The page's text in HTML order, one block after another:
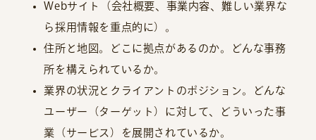
Webサイト（会社概要、事業内容、難しい業界な
ら採用情報を重点的に）。
住所と地図。どこに拠点があるのか。どんな事務
所を構えられているか。
業界の状況とクライアントのポジション。どんな
ユーザー（ターゲット）に対して、どういった事
業（サービス）を展開されているか。